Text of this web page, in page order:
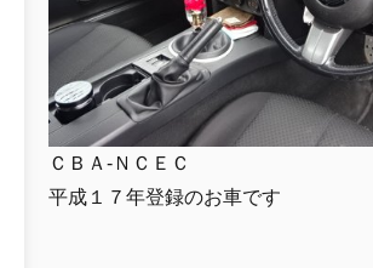
ＣＢＡ-ＮＣＥＣ
平成１７年登録のお車です